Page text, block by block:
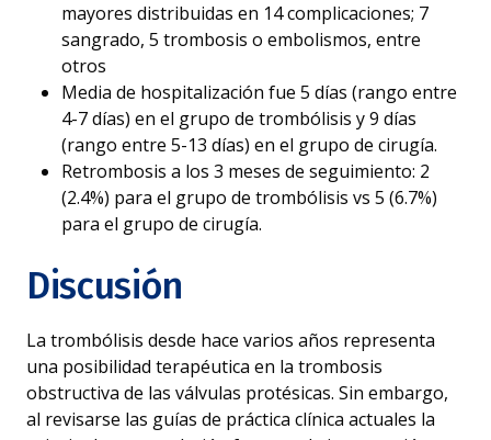
mayores distribuidas en 14 complicaciones; 7
sangrado, 5 trombosis o embolismos, entre
otros
Media de hospitalización fue 5 días (rango entre
4-7 días) en el grupo de trombólisis y 9 días
(rango entre 5-13 días) en el grupo de cirugía.
Retrombosis a los 3 meses de seguimiento: 2
(2.4%) para el grupo de trombólisis vs 5 (6.7%)
para el grupo de cirugía.
Discusión
La trombólisis desde hace varios años representa
una posibilidad terapéutica en la trombosis
obstructiva de las válvulas protésicas. Sin embargo,
al revisarse las guías de práctica clínica actuales la